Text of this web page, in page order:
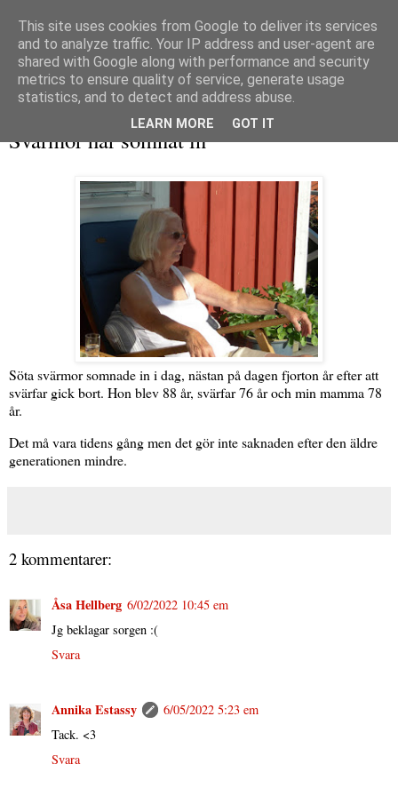
Svärmor har somnat in
Söta svärmor somnade in i dag, nästan på dagen fjorton år efter att
svärfar gick bort. Hon blev 88 år, svärfar 76 år och min mamma 78
år.
Det må vara tidens gång men det gör inte saknaden efter den äldre
generationen mindre.
2 kommentarer:
Åsa Hellberg 6/02/2022 10:45 em
Jg beklagar sorgen :(
Svara
Annika Estassy
6/05/2022 5:23 em
Tack. <3
Svara
This site uses cookies from Google to deliver its services
and to analyze traffic. Your IP address and user-agent are
shared with Google along with performance and security
metrics to ensure quality of service, generate usage
statistics, and to detect and address abuse.
LEARN MORE GOT IT